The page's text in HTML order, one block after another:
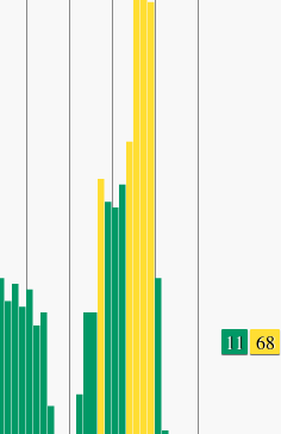
11 68